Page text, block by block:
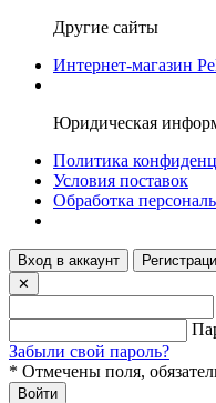
Другие сайты
Интернет-магазин
Юридическая
Политика
Условия поставок
Обработка
Вход в аккаунт
✕
Забыли свой пароль?
* Отмечены поля,
Войти